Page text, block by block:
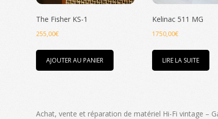
The Fisher KS-1
255,00€
AJOUTER AU PANIER
Kelinac 511 MG
1750,00€
LIRE LA SUITE
Achat, vente et réparation de matériel Hi-Fi vintage –